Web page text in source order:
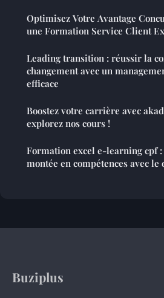
Optimisez Votre Avantage
une Formation Service Client
Leading transition : réussir la
changement avec un
efficace
Boostez votre carrière avec
explorez nos cours !
Formation excel e-learning cpf
montée en compétences avec le
Buziplus